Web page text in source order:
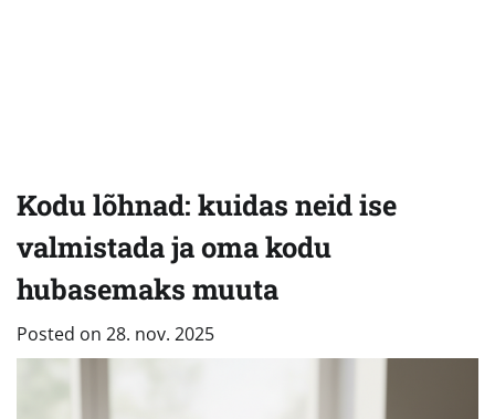
Kodu lõhnad: kuidas neid ise
valmistada ja oma kodu
hubasemaks muuta
Posted on 28. nov. 2025